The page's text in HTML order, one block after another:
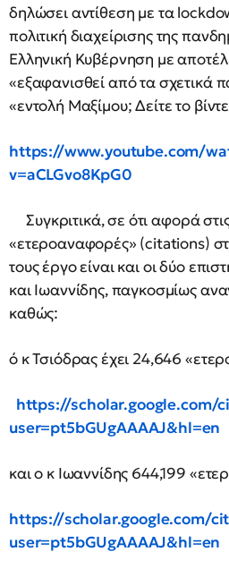
δηλώσει αντίθεση με τα
πολιτική διαχείρισης της
Ελληνική Κυβέρνηση με
«εξαφανισθεί από τα σχετικά
«εντολή Μαξίμου; Δείτε το
https://www.youtube.com/
v=aCLGvo8KpG0
Συγκριτικά, σε ότι αφορά
«ετεροαναφορές» (citations)
τους έργο είναι και οι δύο
και Ιωαννίδης, παγκοσμίως
καθώς:
ό κ Τσιόδρας έχει 24,646
https://scholar.google.com/
user=pt5bGUgAAAAJ&hl=en
και ο κ Ιωαννίδης 644,199
https://scholar.google.com/
user=pt5bGUgAAAAJ&hl=en